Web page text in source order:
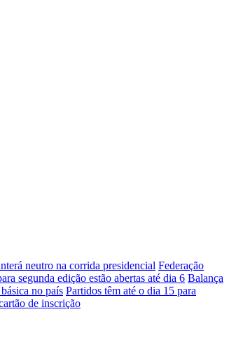
neutro na corrida presidencial Federação
segunda edição estão abertas até dia 6 Balança
no país Partidos têm até o dia 15 para
de inscrição